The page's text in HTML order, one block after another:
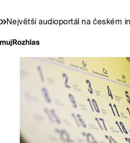
Největší audioportál na českém